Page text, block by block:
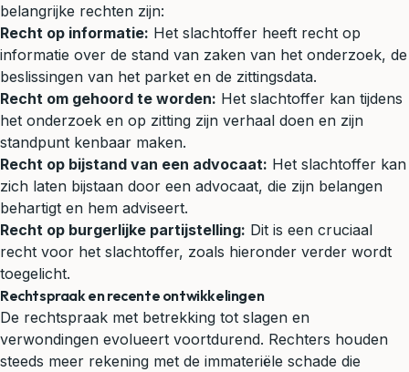
belangrijke rechten zijn:
Recht op informatie: Het slachtoffer heeft recht op
informatie over de stand van zaken van het onderzoek, de
beslissingen van het parket en de zittingsdata.
Recht om gehoord te worden: Het slachtoffer kan tijdens
het onderzoek en op zitting zijn verhaal doen en zijn
standpunt kenbaar maken.
Recht op bijstand van een advocaat: Het slachtoffer kan
zich laten bijstaan door een advocaat, die zijn belangen
behartigt en hem adviseert.
Recht op burgerlijke partijstelling: Dit is een cruciaal
recht voor het slachtoffer, zoals hieronder verder wordt
toegelicht.
Rechtspraak en recente ontwikkelingen
De rechtspraak met betrekking tot slagen en
verwondingen evolueert voortdurend. Rechters houden
steeds meer rekening met de immateriële schade die